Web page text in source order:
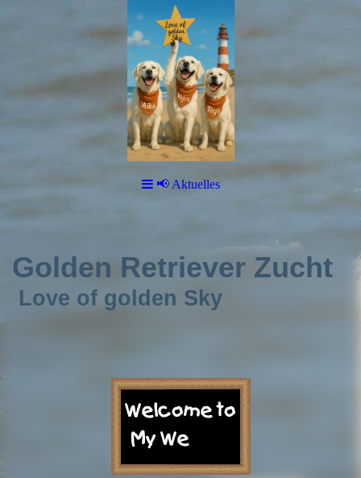
📢 Aktuelles
Golden Retriever Zucht
Love of golden Sky